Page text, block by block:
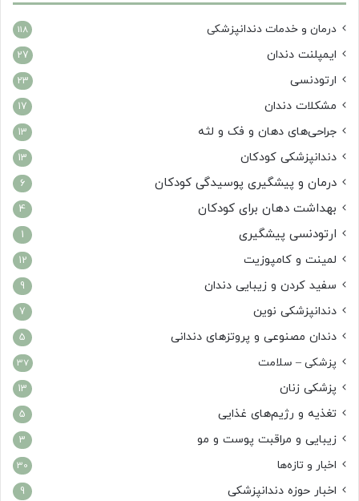
درمان‌ و خدمات دندانپزشکی 118
ایمپلنت دندان 27
ارتودنسی 23
مشکلات دندان 17
جراحی‌های دهان و فک و لثه 13
دندانپزشکی کودکان 13
درمان و پیشگیری پوسیدگی کودکان 6
بهداشت دهان برای کودکان 4
ارتودنسی پیشگیری 1
لمینت و کامپوزیت 12
سفید کردن و زیبایی دندان 9
دندانپزشکی نوین 7
دندان مصنوعی و پروتزهای دندانی 5
پزشکی – سلامت 37
پزشکی زنان 13
تغذیه و رژیم‌های غذایی 5
زیبایی و مراقبت پوست و مو 3
اخبار و تازه‌ها 30
اخبار حوزه دندانپزشکی 9